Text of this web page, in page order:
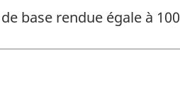
base rendue égale à 100